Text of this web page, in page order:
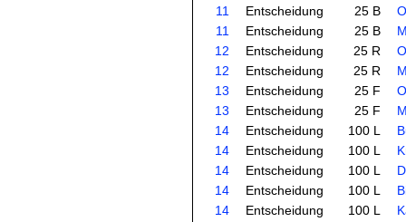
11 Entscheidung 25 B
11
Entscheidung 25 B
12
Entscheidung 25 R
12
Entscheidung 25 R
13
Entscheidung 25 F
13
Entscheidung 25 F
14
Entscheidung 100 L
14
Entscheidung 100 L
14
Entscheidung 100 L
14
Entscheidung 100 L
14
Entscheidung 100 L